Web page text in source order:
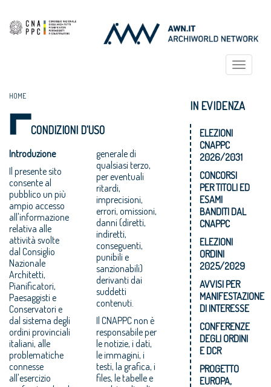
Toggle
HOME
CONDIZIONI D'USO
Introduzione
Il presente sito
consente al
pubblico un più
ampio accesso
all'informazione
relativa alle
attività svolte
dal Consiglio
Nazionale
Architetti,
Pianificatori,
Paesaggisti e
Conservatori e
dal sistema degli
ordini provinciali
italiani, alle
problematiche
connesse
all'esercizio
generale di
qualsiasi terzo,
per eventuali
ritardi,
imprecisioni,
errori, omissioni,
danni (diretti,
indiretti,
conseguenti,
punibili e
sanzionabili)
derivanti dai
suddetti
contenuti.
Il CNAPPC non è
responsabile per
le notizie, i dati,
le immagini, i
testi, la grafica, i
files, le tabelle e
IN EVIDENZA
ELEZIONI
CNAPPC
2026/2031
CONCORSI
PER TITOLI ED
ESAMI
BANDITI DAL
CNAPPC
ELEZIONI
ORDINI
2025/2029
AVVISI PER
MANIFESTAZIONE
DI INTERESSE
CONFERENZE
DEGLI ORDINI
E DCR
PROGETTO
EUROPA,